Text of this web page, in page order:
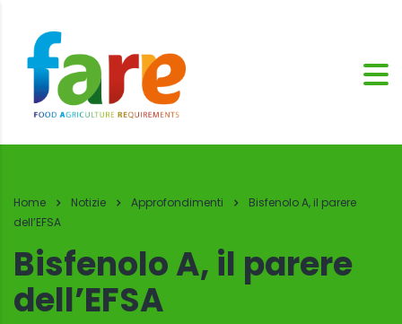
Home Notizie Approfondimenti
Bisfenolo A, il parere
dell’EFSA
Bisfenolo A, il parere
dell’EFSA